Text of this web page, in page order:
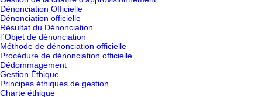
Dénonciation Officielle
Dénonciation officielle
Résultat du Dénonciation
l`Objet de dénonciation
Méthode de dénonciation officielle
Procédure de dénonciation officielle
Dédommagement
Gestion Éthique
Principes éthiques de gestion
Charte éthique